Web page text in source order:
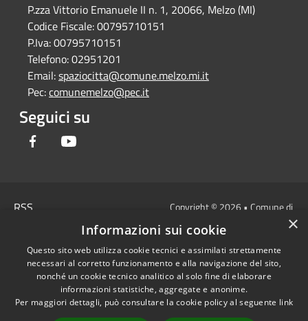
P.zza Vittorio Emanuele II n. 1, 20066, Melzo (MI)
Codice Fiscale:00795710151
P.Iva:00795710151
Telefono:02951201
Email:spaziocitta@comune.melzo.mi.it
Pec:comunemelzo@pec.it
Seguici su
Facebook
RSS
Cookie
Mappa del sito
Area Interna
Dichiarazione di
Copyright © 2026 • Comune di
Melzo - Città Metropolitana di
Milano • Powered by
Municipium•Accesso
redazione
×
Informazioni sui cookie
Questo sito web utilizza cookie tecnici e assimilati strettamente
necessari al corretto funzionamento e alla navigazione del sito,
nonché un cookie tecnico analitico al solo fine di elaborare
informazioni statistiche, aggregate e anonime.
Per maggiori dettagli, può consultare la cookie policy al seguente link